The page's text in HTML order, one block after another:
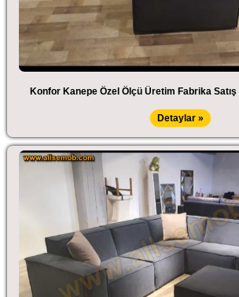
Konfor Kanepe Özel Ölçü Üretim Fabrika
Detaylar »